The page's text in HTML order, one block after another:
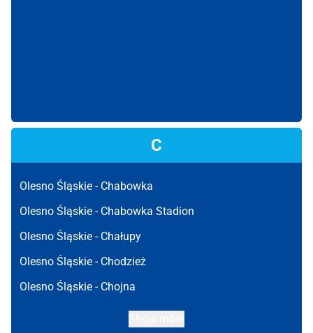
C
Olesno Śląskie - Chabowka
Olesno Śląskie - Chabowka Stadion
Olesno Śląskie - Chałupy
Olesno Śląskie - Chodzież
Olesno Śląskie - Chojna